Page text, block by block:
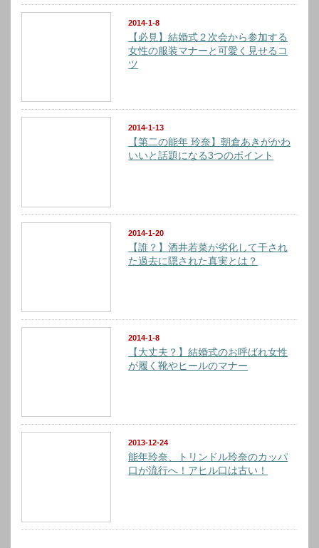
2014-1-8
【必見】結婚式２次会から参加する
女性の服装マナーと可愛く見せるコ
ツ
2014-1-13
【第二の能年 玲奈】朝倉あきがかわ
いいと話題になる3つのポイント
2014-1-20
【誰？】酒井若菜が劣化して干され
た過去に隠された真実とは？
2014-1-8
【大丈夫？】結婚式のお呼ばれ女性
が履く靴やヒールのマナー
2013-12-24
能年玲奈、トリンドル玲奈のカッパ
口が流行へ！アヒル口は古い！